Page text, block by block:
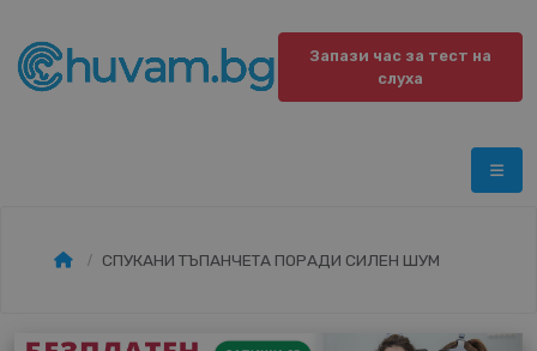
Запази час за тест на
слуха
СПУКАНИ ТЪПАНЧЕТА ПОРАДИ СИЛЕН ШУМ